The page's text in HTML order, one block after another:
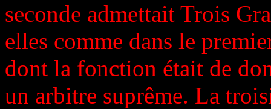
seconde admettait Trois
elles comme dans le
dont la fonction était de
un arbitre suprême. La